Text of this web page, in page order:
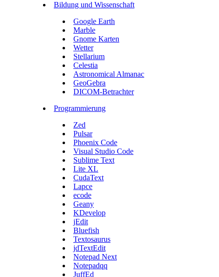
Bildung und Wissenschaft
Google Earth
Marble
Gnome Karten
Wetter
Stellarium
Celestia
Astronomical Almanac
GeoGebra
DICOM-Betrachter
Programmierung
Zed
Pulsar
Phoenix Code
Visual Studio Code
Sublime Text
Lite XL
CudaText
Lapce
ecode
Geany
KDevelop
jEdit
Bluefish
Textosaurus
jdTextEdit
Notepad Next
Notepadqq
JuffEd